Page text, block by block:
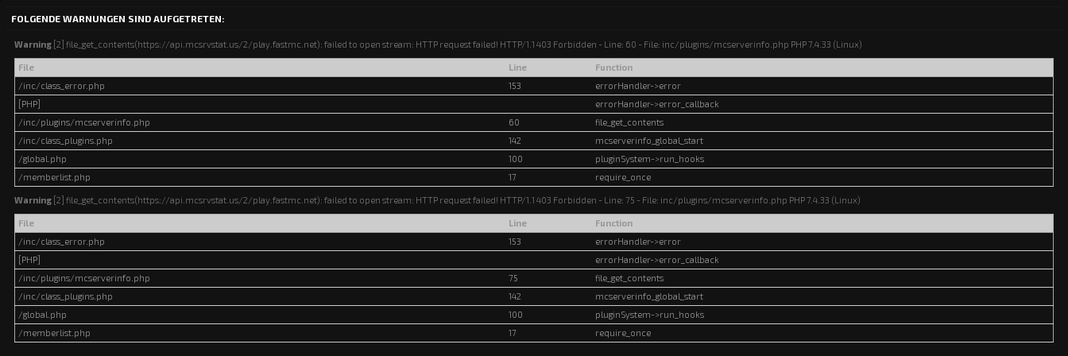
FOLGENDE WARNUNGEN SIND AUFGETRETEN:
Warning [2] file_get_contents(https://api.mcsrvstat.us/2/play.fastmc.net): failed to open stream: HTTP request failed! HTTP/1.1 403 Forbidden - Line: 60 - File: inc/plugins/mcserverinfo.php PHP 7.4.33 (Linux)
File Line
Function
/inc/class_error.php
153
errorHandler->error
[PHP]
errorHandler->error_callback
/inc/plugins/mcserverinfo.php
60
file_get_contents
/inc/class_plugins.php
142
mcserverinfo_global_start
/global.php
100
pluginSystem->run_hooks
/memberlist.php
17 require_once
Warning [2] file_get_contents(https://api.mcsrvstat.us/2/play.fastmc.net): failed to open stream: HTTP request failed! HTTP/1.1 403 Forbidden - Line: 75 - File: inc/plugins/mcserverinfo.php PHP 7.4.33 (Linux)
File Line
Function
/inc/class_error.php
153
errorHandler->error
[PHP]
errorHandler->error_callback
/inc/plugins/mcserverinfo.php
75
file_get_contents
/inc/class_plugins.php
142
mcserverinfo_global_start
/global.php
100
pluginSystem->run_hooks
/memberlist.php
17 require_once